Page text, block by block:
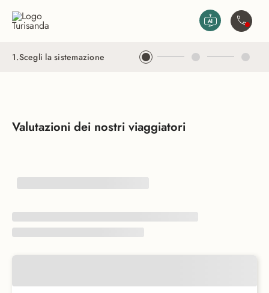
1.Scegli la sistemazione
Valutazioni dei nostri viaggiatori